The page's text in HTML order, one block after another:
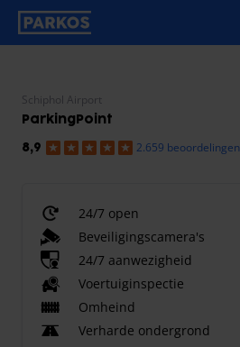
label-voor-primaire-navigatie
Schiphol Airport
ParkingPoint
8,9 2.659 beoordelingen
24/7 open
Beveiligingscamera's
24/7 aanwezigheid
Voertuiginspectie
Omheind
Verharde ondergrond